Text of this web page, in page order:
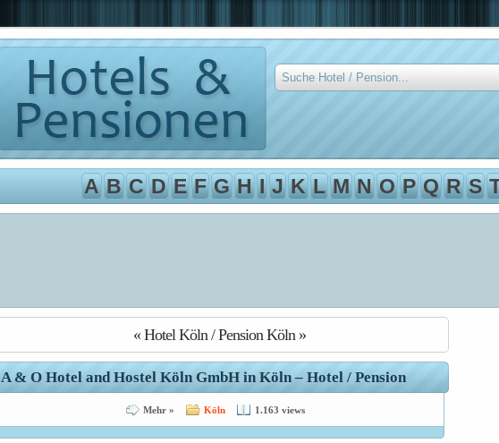
A B C D E F G H I J K L M N O P Q R S T
« Hotel Köln / Pension Köln »
A & O Hotel and Hostel Köln GmbH in Köln – Hotel / Pension
Mehr » Köln 1.163 views